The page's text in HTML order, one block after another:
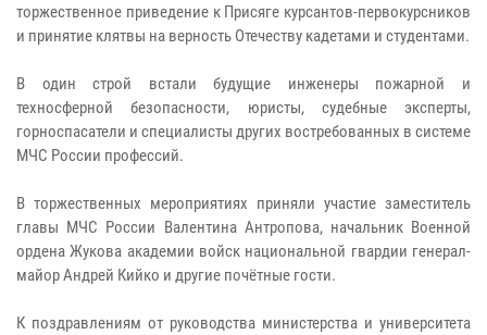
торжественное приведение к Присяге курсантов-первокурсников
и принятие клятвы на верность Отечеству кадетами и студентами.
В один строй встали будущие инженеры пожарной и
техносферной безопасности, юристы, судебные эксперты,
горноспасатели и специалисты других востребованных в системе
МЧС России профессий.
В торжественных мероприятиях приняли участие заместитель
главы МЧС России Валентина Антропова, начальник Военной
ордена Жукова академии войск национальной гвардии генерал-
майор Андрей Кийко и другие почётные гости.
К поздравлениям от руководства министерства и университета